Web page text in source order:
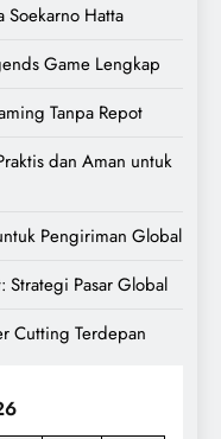
Soekarno Hatta
Game Lengkap
Tanpa Repot
dan Aman untuk
Pengiriman Global
Strategi Pasar Global
Cutting Terdepan